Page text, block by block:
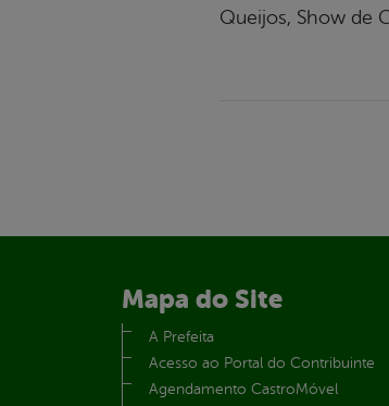
Queijos, Show de
Mapa do Site
A Prefeita
Acesso ao Portal do Contribuinte
Agendamento CastroMóvel